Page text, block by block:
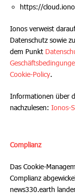
https://
Ionos verweist
Datenschutz sowie
dem Punkt
Cookie-Policy.
Informationen über
nachzulesen: Ionos-
Complianz
Das Cookie-
Complianz
news330.earth